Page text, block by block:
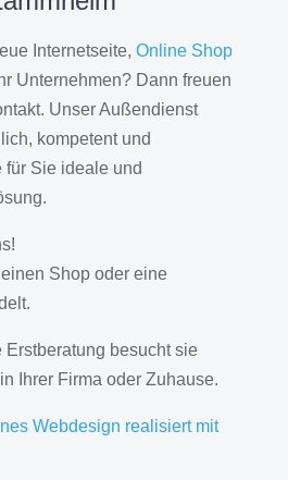
Internetseite, Online Shop
Unternehmen? Dann freuen
Unser Außendienst
kompetent und
Sie ideale und
Shop oder eine
Erstberatung besucht sie
Ihrer Firma oder Zuhause.
Webdesign realisiert mit